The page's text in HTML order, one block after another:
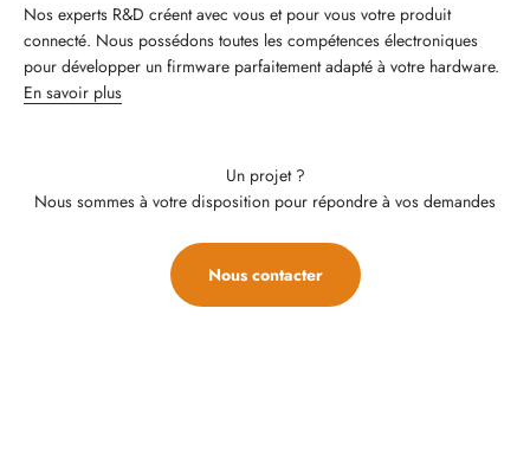
Nos experts R&D créent avec vous et pour vous votre produit
connecté. Nous possédons toutes les compétences électroniques
pour développer un firmware parfaitement adapté à votre hardware.
En savoir plus
Un projet ?
Nous sommes à votre disposition pour répondre à vos demandes
Nous contacter